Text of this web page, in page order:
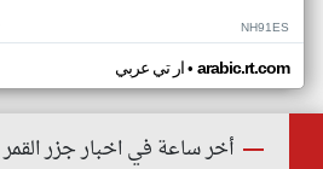
NH91ES
ار تي عربي• arabic.rt.com
أخر ساعة في اخبار جزر القمر